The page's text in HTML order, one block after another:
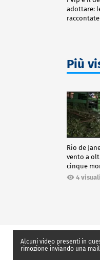
adottare:
Più
Rio de
vento a
cinque
4
Alcuni video presenti in
rimozione inviando una